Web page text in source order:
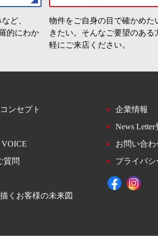
ど、
的にわか
物件をご自身の目で確かめた
きたい。そんなご要望のある
軽にご来店ください。
ンセプト
VOICE
質問
くお客様の未来図
企業情報
News
お問い合わ
プライバ